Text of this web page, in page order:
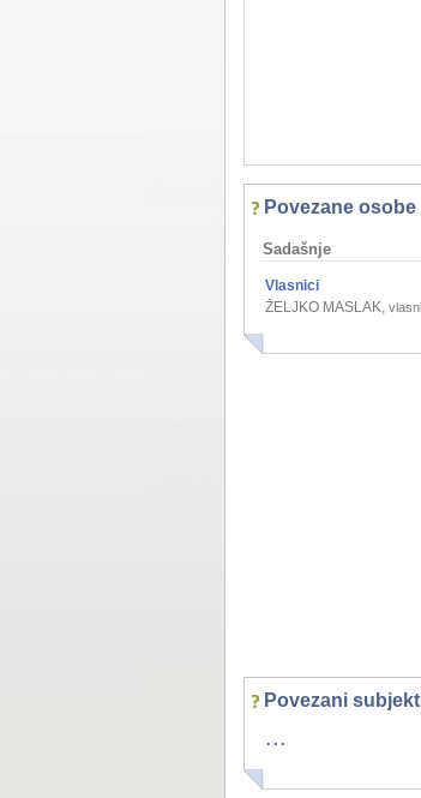
Povezane osobe
Sadašnje
Vlasnici
ŽELJKO MASLAK,
Povezani
...